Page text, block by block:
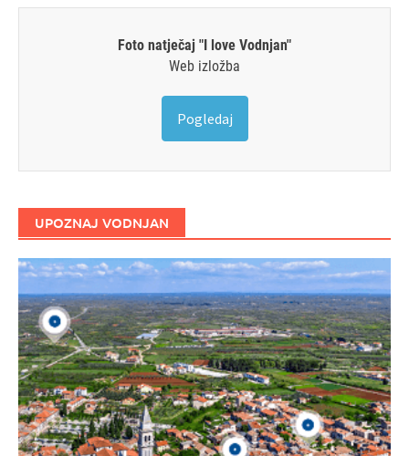
Foto natječaj "I love Vodnjan"
Web izložba
Pogledaj
UPOZNAJ VODNJAN